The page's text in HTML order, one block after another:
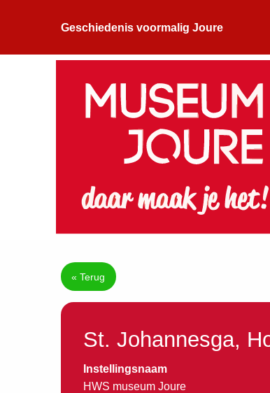
Geschiedenis voormalig Joure
« Terug
St. Johannesga,
Instellingsnaam
HWS museum Joure